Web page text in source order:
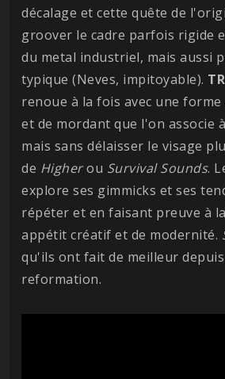
décalage et cette quête de
groover le cadre parfois rigide
du metal industriel, mais aussi
typique (Neves, impitoyable).
renoue à la fois avec une forme
et de mordant que l'on associe
mais sans délaisser le visage
de Higherou Survival Sounds.
explore ses gimmicks et ses
répéter et en faisant preuve à
appétit créatif et de modernité.
qu'ils ont fait de meilleur
reformation.